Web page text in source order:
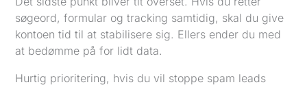
søgeord, formular og tracking samtidig, skal du give
kontoen tid til at stabilisere sig. Ellers ender du med
at bedømme på for lidt data.
Hurtig prioritering, hvis du vil stoppe spam leads